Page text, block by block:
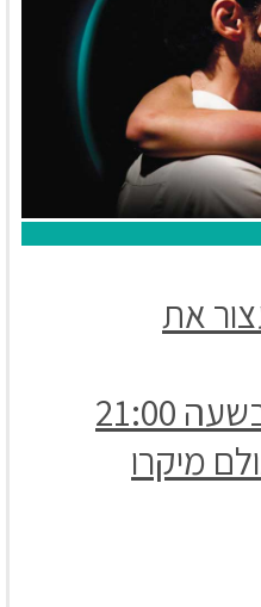
את
12/3/22, מוצ"ש, בשעה 21:00
מיקרו